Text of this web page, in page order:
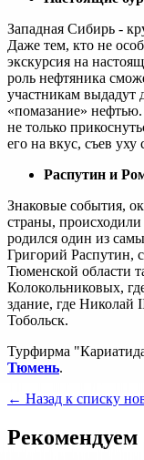
Западная Сибирь -
Даже тем, кто не
экскурсия на
роль нефтяника
участникам выдадут
«помазание»
не только
его на вкус, съев
Распутин и
Знаковые события,
страны,
родился один из
Григорий Распутин,
Тюменской области
Колокольниковых,
здание, где Николай
Тобольск.
Турфирма
Тюмень.
← Назад к списку
Рекомендуем